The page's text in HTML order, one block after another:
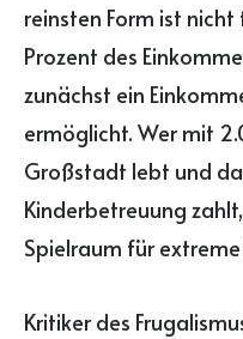
reinsten Form ist
Prozent des
zunächst ein
ermöglicht. Wer mit
Großstadt lebt und
Kinderbetreuung
Spielraum für
Kritiker des